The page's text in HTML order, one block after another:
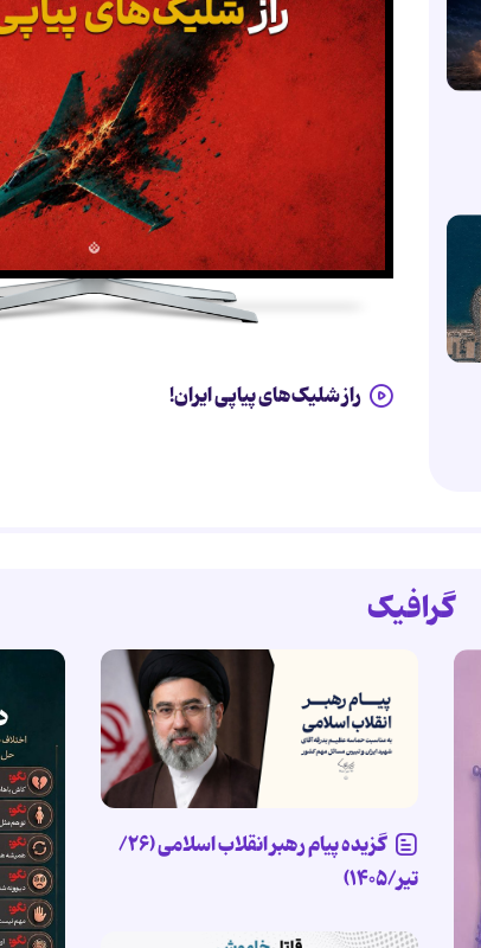
راز شلیک‌های پیاپی ایران!
گرافیک
گزیده پیام رهبر انقلاب اسلامی (۲۶/
تیر/۱۴۰۵)